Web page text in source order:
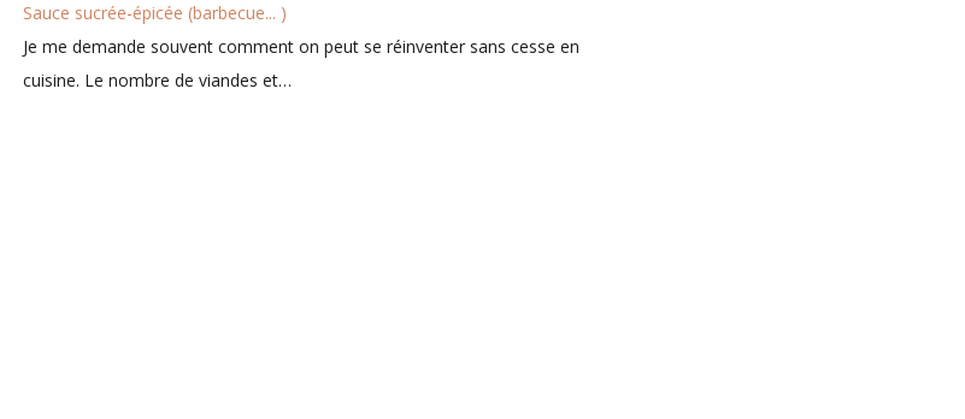
Sauce sucrée-épicée (barbecue... )
Je me demande souvent comment on peut se réinventer sans cesse en
cuisine. Le nombre de viandes et…